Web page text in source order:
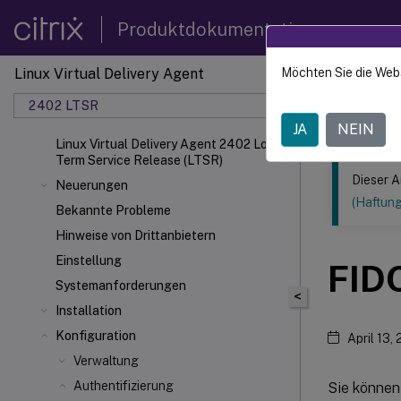
Produktdokumentation
Linux Virtual Delivery Agent
2402 LTSR
Linux Virtual Delivery Agent 2402 Long
Term Service Release (LTSR)
Neuerungen
Bekannte Probleme
Hinweise von Drittanbietern
Einstellung
Systemanforderungen
Installation
Konfiguration
Verwaltung
Authentifizierung
Dieser Inhalt
Linux
<
Dieser
April 13,
Sie
Möchten Sie die
JA NEIN